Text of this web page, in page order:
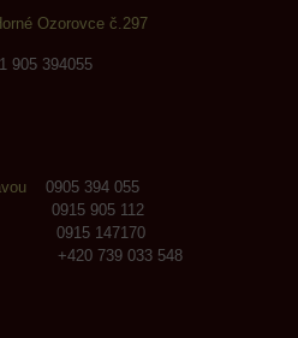
Ozorovce č.297
905 394055
0905 394 055
905 112
147170
033 548